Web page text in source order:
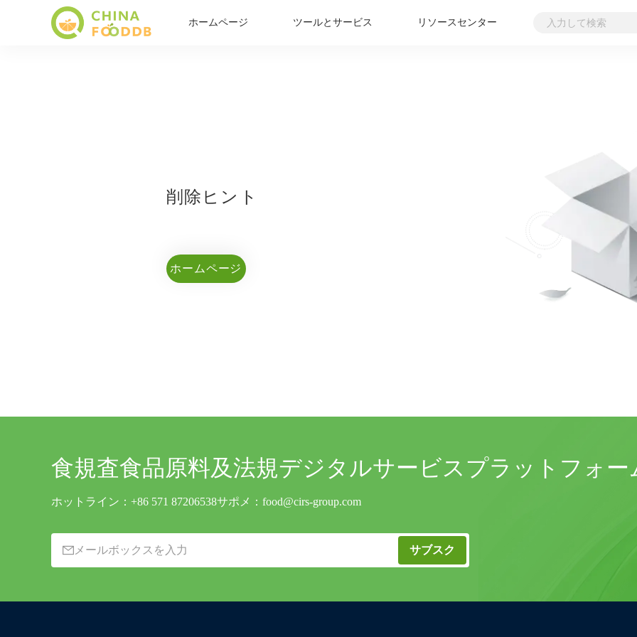
ホームページ ツールとサービス リソースセンター
削除ヒント
ホームページ
食規査食品原料及法規デジタルサービスプラットフォー
ホットライン： +86 571 87206538サポメ： food@cirs-group.com
サブスク